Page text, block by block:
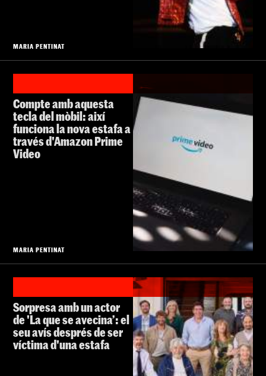
MARIA PENTINAT
Compte amb aquesta
tecla del mòbil: així
funciona la nova estafa a
través d'Amazon Prime
Video
MARIA PENTINAT
Sorpresa amb un actor
de 'La que se avecina’: el
seu avís després de ser
víctima d'una estafa